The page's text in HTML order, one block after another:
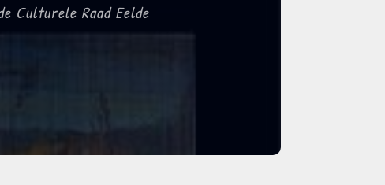
Culturele Raad Eelde